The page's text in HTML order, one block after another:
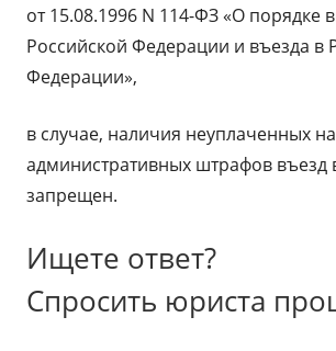
от 15.08.1996 N 114-ФЗ «О порядке
Российской Федерации и въезда в
Федерации»,
в случае, наличия неуплаченных
административных штрафов въезд
запрещен.
Ищете ответ?
Спросить юриста